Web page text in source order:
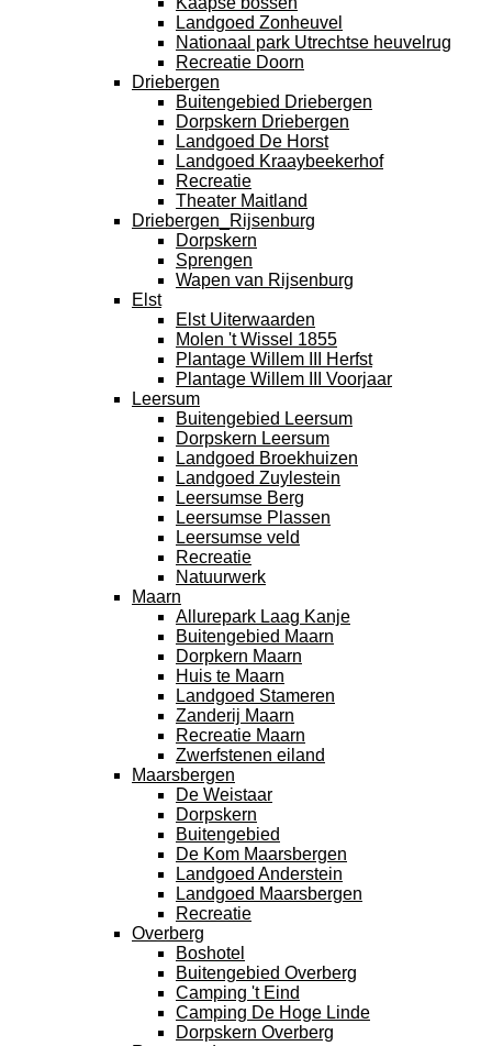
Landgoed Zonheuvel
Nationaal park Utrechtse heuvelrug
Recreatie Doorn
Driebergen
Buitengebied Driebergen
Dorpskern Driebergen
Landgoed De Horst
Landgoed Kraaybeekerhof
Recreatie
Theater Maitland
Driebergen_Rijsenburg
Dorpskern
Sprengen
Wapen van Rijsenburg
Elst
Elst Uiterwaarden
Molen 't Wissel 1855
Plantage Willem III Herfst
Plantage Willem III Voorjaar
Leersum
Buitengebied Leersum
Dorpskern Leersum
Landgoed Broekhuizen
Landgoed Zuylestein
Leersumse Berg
Leersumse Plassen
Leersumse veld
Recreatie
Natuurwerk
Maarn
Allurepark Laag Kanje
Buitengebied Maarn
Dorpkern Maarn
Huis te Maarn
Landgoed Stameren
Zanderij Maarn
Recreatie Maarn
Zwerfstenen eiland
Maarsbergen
De Weistaar
Dorpskern
Buitengebied
De Kom Maarsbergen
Landgoed Anderstein
Landgoed Maarsbergen
Recreatie
Overberg
Boshotel
Buitengebied Overberg
Camping 't Eind
Camping De Hoge Linde
Dorpskern Overberg